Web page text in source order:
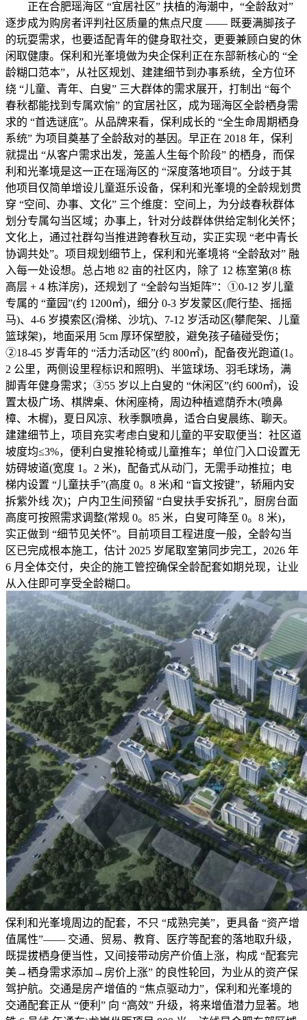
正在合肥瑶海区 “宜居社区” 扶植的海潮中，“全龄敌对”
逐步成为购房者评判社区质量的焦点尺度 —— 既要满脚孩子
的玩耍需求，也要适配青年的健身取社交，更要兼顾白叟的休
闲取健康。保利和光峯境做为央企保利正在东部新核心的 “全
龄糊口范本”，从社区规划、建建细节到办事系统，全方位环
绕 “儿童、青年、白叟” 三大群体的需求展开，打制出 “每个
春秋都能找到专属欢愉” 的宜居社区，成为瑶海区全龄栖身需
求的 “首选谜底”。从品牌来看，保利成长的 “全生命周期栖身
系统” 为项目奠基了全龄敌对的基因。早正在 2018 年，保利
就提出 “从客户需求出发，笼盖人生每个阶段” 的栖身，而保
利和光峯境是这一正在瑶海区的 “深度落地项目”。分歧于其
他项目仅简单增设儿童逛乐设备，保利和光峯境的全龄规划贯
穿 “空间、办事、文化” 三个维度：空间上，为分歧春秋群体
划分专属勾当区域；办事上，针对分歧群体供给定制化关怀；
文化上，通过社群勾当推进跨春秋互动，实正实现 “老中青长
协调共处”。项目规划细节上，保利和光峯境将 “全龄敌对” 融
入每一处设想。总占地 82 亩的社区内，除了 12 栋室第(8 栋
高层 + 4 栋洋房)，还规划了 “全龄勾当矩阵”：①0-12 岁儿童
专属的 “童园”(约 1200㎡)，细分 0-3 岁发蒙区(爬行垫、摇摇
马)、4-6 岁摸索区(滑梯、沙坑)、7-12 岁活动区(攀爬架、儿童
篮球架)，地面采用 5cm 厚环保塑胶，避免孩子磕碰受伤；
②18-45 岁青年的 “活力活动区”(约 800㎡)，配备夜光跑道(1。
2 公里，两侧设里程标识和照明)、半篮球场、羽毛球场，满
脚青年健身需求；③55 岁以上白叟的 “休闲区”(约 600㎡)，设
置太极广场、棋牌桌、休闲座椅，周边种植遮荫乔木(喷鼻
樟、木樨)，夏日风凉、秋季飘喷鼻，适合白叟晨练、聊天。
建建细节上，项目充实考虑白叟和儿童的平安取便当：社区道
坡度均≤3%，便利白叟推轮椅或儿童推车；单位门入口设置无
妨碍坡道(宽度 1。2 米)，配备式从动门，无需手动推拉；电
梯内设置 “儿童扶手”(高度 0。8 米)和 “盲文按键”，轿厢内安
拆紫外线 次)；户内卫生间预留 “白叟扶手安拆孔”，厨房台面
高度可按照需求调整(常规 0。85 米，白叟可降至 0。8 米)，
实正做到 “细节见关怀”。目前项目工程进度一般，全龄勾当
区已完成根本施工，估计 2025 岁尾取室第同步完工，2026 年
6 月全体交付，央企的施工管控确保全龄配套如期兑现，让业
从入住即可享受全龄糊口。
保利和光峯境周边的配套，不只 “成熟完美”，更具备 “资产增
值属性”—— 交通、贸易、教育、医疗等配套的落地取升级，
既提拔栖身便当性，又间接带动房产价值上涨，构成 “配套完
美→栖身需求添加→房价上涨” 的良性轮回，为业从的资产保
驾护航。交通是房产增值的 “焦点驱动力”，保利和光峯境的
交通配套正从 “便利” 向 “高效” 升级，将来增值潜力显著。地